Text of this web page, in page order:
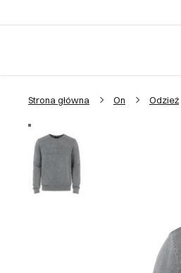
Strona główna On Odzież